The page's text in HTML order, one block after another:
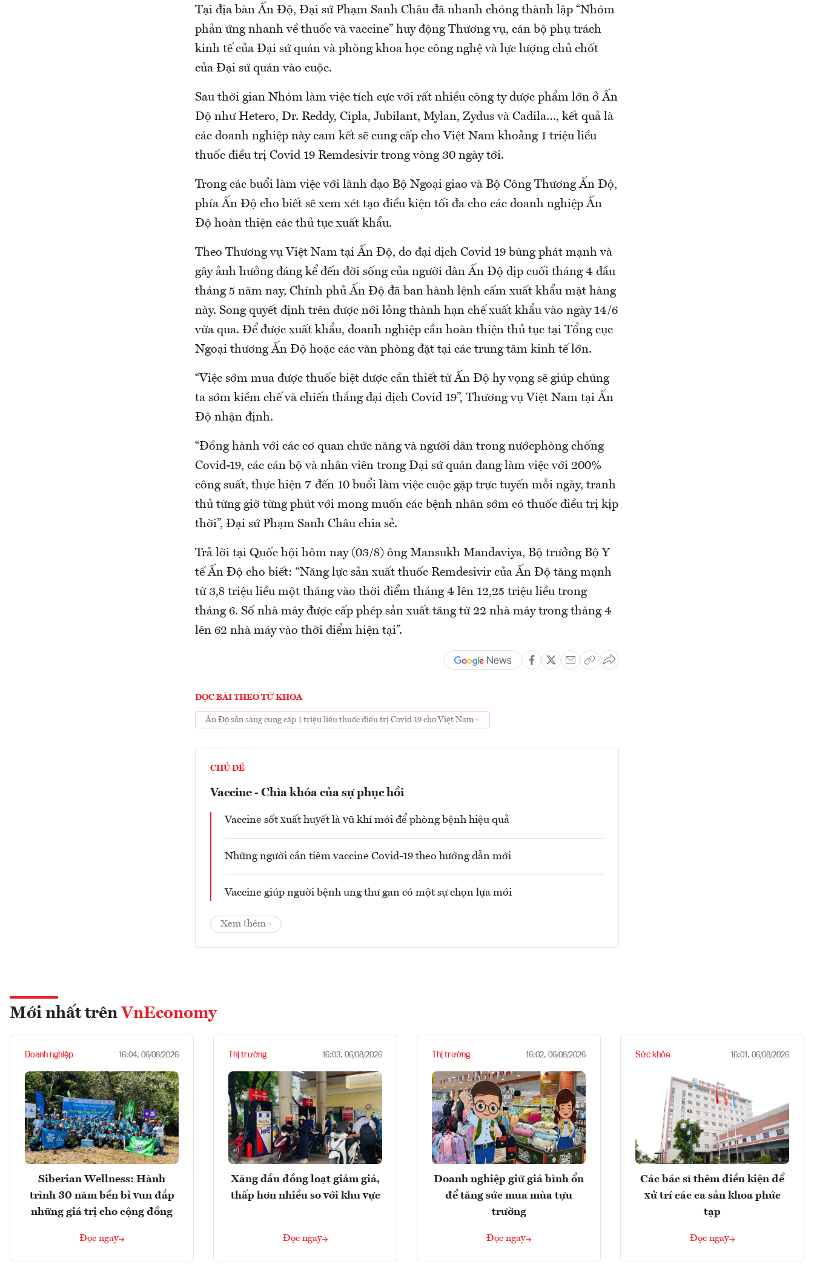
Tại địa bàn Ấn Độ, Đại sứ Phạm Sanh Châu đã nhanh chóng thành lập “Nhóm
phản ứng nhanh về thuốc và vaccine” huy động Thương vụ, cán bộ phụ trách
kinh tế của Đại sứ quán và phòng khoa học công nghệ và lực lượng chủ chốt
của Đại sứ quán vào cuộc.
Sau thời gian Nhóm làm việc tích cực với rất nhiều công ty dược phẩm lớn ở Ấn
Độ như Hetero, Dr. Reddy, Cipla, Jubilant, Mylan, Zydus và Cadila…, kết quả là
các doanh nghiệp này cam kết sẽ cung cấp cho Việt Nam khoảng 1 triệu liều
thuốc điều trị Covid 19 Remdesivir trong vòng 30 ngày tới.
Trong các buổi làm việc với lãnh đạo Bộ Ngoại giao và Bộ Công Thương Ấn Độ,
phía Ấn Độ cho biết sẽ xem xét tạo điều kiện tối đa cho các doanh nghiệp Ấn
Độ hoàn thiện các thủ tục xuất khẩu.
Theo Thương vụ Việt Nam tại Ấn Độ, do đại dịch Covid 19 bùng phát mạnh và
gây ảnh hưởng đáng kể đến đời sống của người dân Ấn Độ dịp cuối tháng 4 đầu
tháng 5 năm nay, Chính phủ Ấn Độ đã ban hành lệnh cấm xuất khẩu mặt hàng
này. Song quyết định trên được nới lỏng thành hạn chế xuất khẩu vào ngày 14/6
vừa qua. Để được xuất khẩu, doanh nghiệp cần hoàn thiện thủ tục tại Tổng cục
Ngoại thương Ấn Độ hoặc các văn phòng đặt tại các trung tâm kinh tế lớn.
“Việc sớm mua được thuốc biệt dược cần thiết từ Ấn Độ hy vọng sẽ giúp chúng
ta sớm kiềm chế và chiến thắng đại dịch Covid 19”, Thương vụ Việt Nam tại Ấn
Độ nhận định.
“Đồng hành với các cơ quan chức năng và người dân trong nướcphòng chống
Covid-19, các cán bộ và nhân viên trong Đại sứ quán đang làm việc với 200%
công suất, thực hiện 7 đến 10 buổi làm việc cuộc gặp trực tuyến mỗi ngày, tranh
thủ từng giờ từng phút với mong muốn các bệnh nhân sớm có thuốc điều trị kịp
thời”, Đại sứ Phạm Sanh Châu chia sẻ.
Trả lời tại Quốc hội hôm nay (03/8) ông Mansukh Mandaviya, Bộ trưởng Bộ Y
tế Ấn Độ cho biết: “Năng lực sản xuất thuốc Remdesivir của Ấn Độ tăng mạnh
từ 3,8 triệu liều một tháng vào thời điểm tháng 4 lên 12,25 triệu liều trong
tháng 6. Số nhà máy được cấp phép sản xuất tăng từ 22 nhà máy trong tháng 4
lên 62 nhà máy vào thời điểm hiện tại”.
ĐỌC BÀI THEO TỪ KHOÁ
Ấn Độ sẵn sàng cung cấp 1 triệu liều thuốc điều trị Covid 19 cho Việt Nam
CHỦ ĐỀ
Vaccine - Chìa khóa của sự phục hồi
Vaccine sốt xuất huyết là vũ khí mới để phòng bệnh hiệu quả
Những người cần tiêm vaccine Covid-19 theo hướng dẫn mới
Vaccine giúp người bệnh ung thư gan có một sự chọn lựa mới
Xem thêm
Mới nhất trên VnEconomy
Doanh nghiệp 16:04, 06/08/2026
Siberian Wellness: Hành
trình 30 năm bền bỉ vun đắp
những giá trị cho cộng đồng
Đọc ngay
Thị trường 16:03, 06/08/2026
Xăng dầu đồng loạt giảm giá,
thấp hơn nhiều so với khu vực
Đọc ngay
Thị trường 16:02, 06/08/2026
Doanh nghiệp giữ giá bình ổn
để tăng sức mua mùa tựu
trường
Đọc ngay
Sức khỏe 16:01, 06/08/2026
Các bác sĩ thêm điều kiện để
xử trí các ca sản khoa phức
tạp
Đọc ngay